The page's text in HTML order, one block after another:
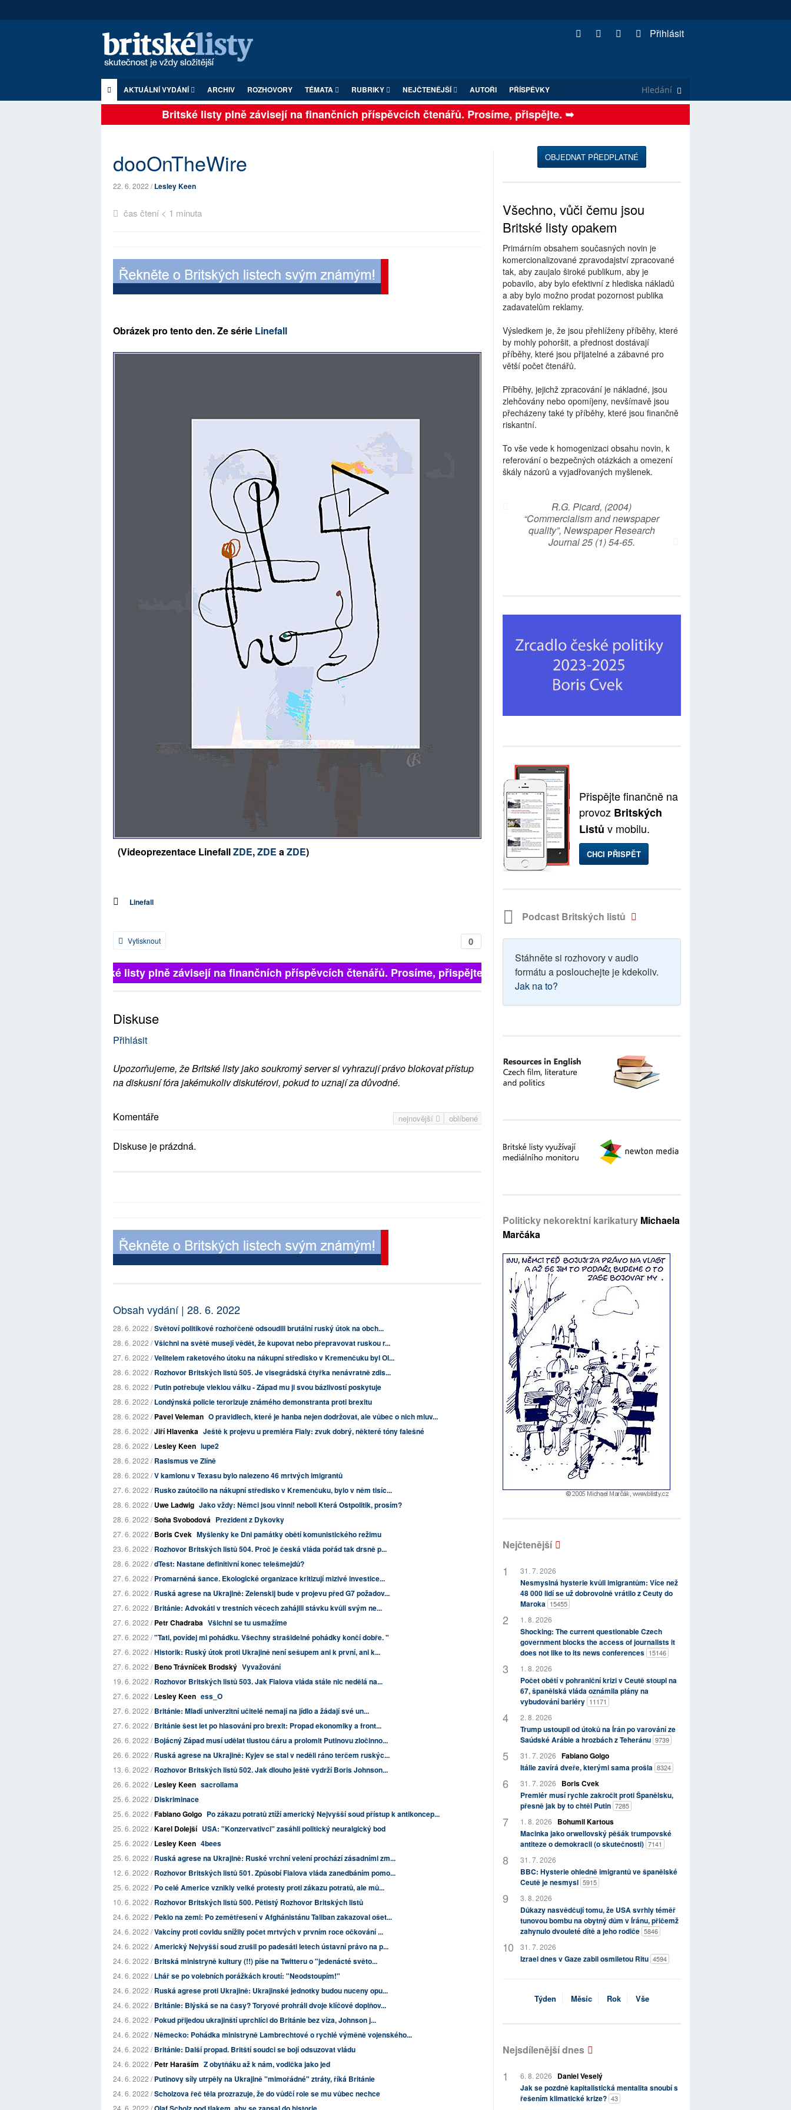
Přihlásit
AKTUÁLNÍ VYDÁNÍ ARCHIV ROZHOVORY TÉMATA RUBRIKY NEJČTENĚJŠÍ AUTOŘI PŘÍSPĚVKY
Britské listy plně závisejí na finančních příspěvcích čtenářů. Prosíme, přispějte. ➥
dooOnTheWire
22. 6. 2022 /Lesley Keen
čas čtení < 1 minuta
Obrázek pro tento den. Ze série Linefall
(Videoprezentace LinefallZDE,ZDE aZDE)
Linefall
0
Vytisknout
Britské listy plně závisejí na finančních příspěvcích čtenářů. Prosíme, přispějte. ➥
Diskuse
Přihlásit
Upozorňujeme, že Britské listy jako soukromý server si vyhrazují právo blokovat přístup
na diskusní fóra jakémukoliv diskutérovi, pokud to uznají za důvodné.
nejnovější oblíbené
Komentáře
Diskuse je prázdná.
Obsah vydání | 28. 6. 2022
28. 6. 2022 /Světoví politikové rozhořčeně odsoudili brutální ruský útok na obch...
28. 6. 2022 /Všichni na světě musejí vědět, že kupovat nebo přepravovat ruskou r...
27. 6. 2022 /Velitelem raketového útoku na nákupní středisko v Kremenčuku byl Ol...
28. 6. 2022 /Rozhovor Britských listů 505. Je visegrádská čtyřka nenávratně zdis...
28. 6. 2022 /Putin potřebuje vleklou válku - Západ mu ji svou bázlivostí poskytuje
28. 6. 2022 /Londýnská policie terorizuje známého demonstranta proti brexitu
28. 6. 2022 /Pavel Veleman O pravidlech, které je hanba nejen dodržovat, ale vůbec o nich mluv...
28. 6. 2022 /Jiří Hlavenka Ještě k projevu u premiéra Fialy: zvuk dobrý, některé tóny falešné
28. 6. 2022 /Lesley Keen lupe2
28. 6. 2022 /Rasismus ve Zlíně
28. 6. 2022 /V kamionu v Texasu bylo nalezeno 46 mrtvých imigrantů
27. 6. 2022 /Rusko zaútočilo na nákupní středisko v Kremenčuku, bylo v něm tisíc...
28. 6. 2022 /Uwe Ladwig Jako vždy: Němci jsou vinni! neboli Která Ostpolitik, prosím?
28. 6. 2022 /Soňa Svobodová Prezident z Dykovky
27. 6. 2022 /Boris Cvek Myšlenky ke Dni památky obětí komunistického režimu
23. 6. 2022 /Rozhovor Britských listů 504. Proč je česká vláda pořád tak drsně p...
28. 6. 2022 /dTest: Nastane definitivní konec telešmejdů?
27. 6. 2022 /Promarněná šance. Ekologické organizace kritizují mizivé investice...
27. 6. 2022 /Ruská agrese na Ukrajině: Zelenskij bude v projevu před G7 požadov...
27. 6. 2022 /Británie: Advokáti v trestních věcech zahájili stávku kvůli svým ne...
27. 6. 2022 /Petr Chadraba Všichni se tu usmažíme
27. 6. 2022 /"Tati, povídej mi pohádku. Všechny strašidelné pohádky končí dobře. "
27. 6. 2022 /Historik: Ruský útok proti Ukrajině není sešupem ani k první, ani k...
27. 6. 2022 /Beno Trávníček Brodský Vyvažování
19. 6. 2022 /Rozhovor Britských listů 503. Jak Fialova vláda stále nic nedělá na...
27. 6. 2022 /Lesley Keen ess_O
27. 6. 2022 /Británie: Mladí univerzitní učitelé nemají na jídlo a žádají své un...
27. 6. 2022 /Británie šest let po hlasování pro brexit: Propad ekonomiky a front...
26. 6. 2022 /Bojácný Západ musí udělat tlustou čáru a prolomit Putinovu zločinno...
26. 6. 2022 /Ruská agrese na Ukrajině: Kyjev se stal v neděli ráno terčem ruskýc...
13. 6. 2022 /Rozhovor Britských listů 502. Jak dlouho ještě vydrží Boris Johnson...
26. 6. 2022 /Lesley Keen sacrollama
25. 6. 2022 /Diskriminace
25. 6. 2022 /Fabiano Golgo Po zákazu potratů ztíží americký Nejvyšší soud přístup k antikoncep...
25. 6. 2022 /Karel Dolejší USA: "Konzervativci" zasáhli politický neuralgický bod
25. 6. 2022 /Lesley Keen 4bees
25. 6. 2022 /Ruská agrese na Ukrajině: Ruské vrchní velení prochází zásadními zm...
12. 6. 2022 /Rozhovor Britských listů 501. Způsobí Fialova vláda zanedbáním pomo...
25. 6. 2022 /Po celé Americe vznikly velké protesty proti zákazu potratů, ale mů...
10. 6. 2022 /Rozhovor Britských listů 500. Pětistý Rozhovor Britských listů
24. 6. 2022 /Peklo na zemi: Po zemětřesení v Afghánistánu Taliban zakazoval ošet...
24. 6. 2022 /Vakcíny proti covidu snížily počet mrtvých v prvním roce očkování ...
24. 6. 2022 /Americký Nejvyšší soud zrušil po padesáti letech ústavní právo na p...
24. 6. 2022 /Britská ministryně kultury (!!) píše na Twitteru o "jedenácté světo...
24. 6. 2022 /Lhář se po volebních porážkách kroutí: "Neodstoupím!"
24. 6. 2022 /Ruská agrese proti Ukrajině: Ukrajinské jednotky budou nuceny opu...
24. 6. 2022 /Británie: Blýská se na časy? Toryové prohráli dvoje klíčové doplňov...
24. 6. 2022 /Pokud přijedou ukrajinští uprchlíci do Británie bez víza, Johnson j...
24. 6. 2022 /Německo: Pohádka ministryně Lambrechtové o rychlé výměně vojenského...
24. 6. 2022 /Británie: Další propad. Britští soudci se bojí odsuzovat vládu
24. 6. 2022 /Petr Haraším Z obytňáku až k nám, vodička jako jed
24. 6. 2022 /Putinovy ​​síly utrpěly na Ukrajině "mimořádné" ztráty, říká Británie
24. 6. 2022 /Scholzova řeč těla prozrazuje, že do vůdčí role se mu vůbec nechce
OBJEDNAT PŘEDPLATNÉ
Všechno, vůči čemu jsou
Britské listy opakem
Primárním obsahem současných novin je
komercionalizované zpravodajství zpracované
tak, aby zaujalo široké publikum, aby je
pobavilo, aby bylo efektivní z hlediska nákladů
a aby bylo možno prodat pozornost publika
zadavatelům reklamy.
Výsledkem je, že jsou přehlíženy příběhy, které
by mohly pohoršit, a přednost dostávají
příběhy, které jsou přijatelné a zábavné pro
větší počet čtenářů.
Příběhy, jejichž zpracování je nákladné, jsou
zlehčovány nebo opomíjeny, nevšímavě jsou
přecházeny také ty příběhy, které jsou finančně
riskantní.
To vše vede k homogenizaci obsahu novin, k
referování o bezpečných otázkách a omezení
škály názorů a vyjadřovaných myšlenek.
R.G. Picard, (2004)
“Commercialism and newspaper
quality”, Newspaper Research
Journal 25 (1) 54-65.
Přispějte finančně na
provoz Britských
Listů v mobilu.
CHCI PŘISPĚT
Podcast Britských listů
Stáhněte si rozhovory v audio
formátu a poslouchejte je kdekoliv.
Jak na to?
Politicky nekorektní karikatury Michaela
Marčáka
Nejčtenější
31. 7. 2026
Nesmyslná hysterie kvůli imigrantům: Více než
48 000 lidí se už dobrovolně vrátilo z Ceuty do
Maroka 15455
1. 8. 2026
Shocking: The current questionable Czech
government blocks the access of journalists it
does not like to its news conferences 15146
1. 8. 2026
Počet obětí v pohraniční krizi v Ceutě stoupl na
67, španělská vláda oznámila plány na
vybudování bariéry 11171
2. 8. 2026
Trump ustoupil od útoků na Írán po varování ze
Saúdské Arábie a hrozbách z Teheránu 9739
31. 7. 2026 Fabiano Golgo
Itálie zavírá dveře, kterými sama prošla 8324
31. 7. 2026
Boris Cvek
Premiér musí rychle zakročit proti Španělsku,
přesně jak by to chtěl Putin 7285
1. 8. 2026
Bohumil Kartous
Macinka jako orwellovský pěšák trumpovské
antiteze o demokracii (o skutečnosti) 7141
31. 7. 2026
BBC: Hysterie ohledně imigrantů ve španělské
Ceutě je nesmysl 5915
3. 8. 2026
Důkazy nasvědčují tomu, že USA svrhly téměř
tunovou bombu na obytný dům v Íránu, přičemž
zahynulo dvouleté dítě a jeho rodiče 5846
31. 7. 2026
Izrael dnes v Gaze zabil osmiletou Ritu 4594
Týden Měsíc Rok Vše
Nejsdílenější dnes
6. 8. 2026
Daniel Veselý
Jak se pozdně kapitalistická mentalita snoubí s
řešením klimatické krize? 43